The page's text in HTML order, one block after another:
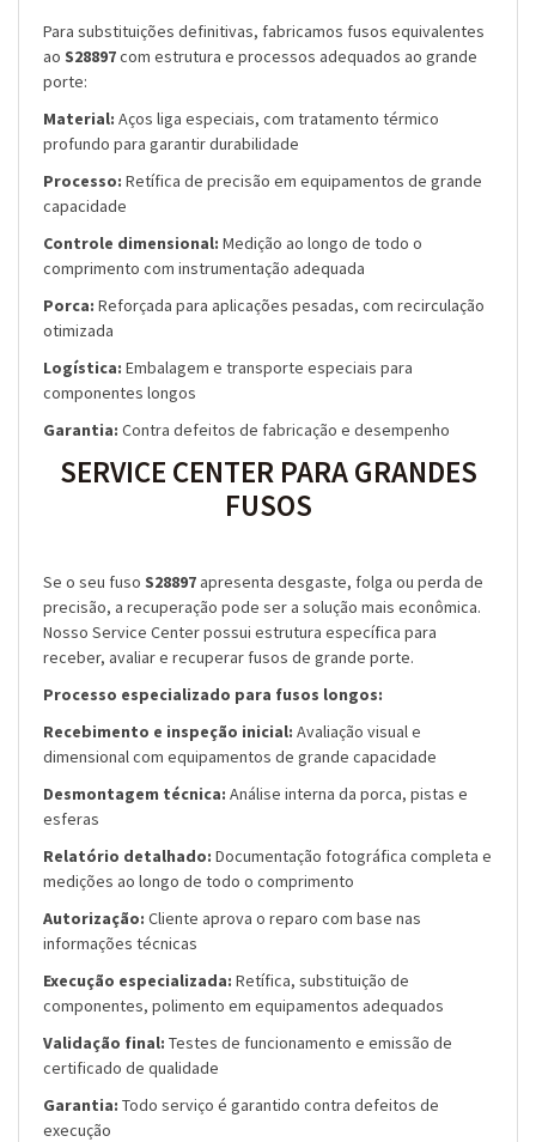
Para substituições definitivas, fabricamos fusos equivalentes
ao S28897com estrutura e processos adequados ao grande
porte:
Material: Aços liga especiais, com tratamento térmico
profundo para garantir durabilidade
Processo: Retífica de precisão em equipamentos de grande
capacidade
Controle dimensional: Medição ao longo de todo o
comprimento com instrumentação adequada
Porca: Reforçada para aplicações pesadas, com recirculação
otimizada
Logística: Embalagem e transporte especiais para
componentes longos
Garantia: Contra defeitos de fabricação e desempenho
SERVICE CENTER PARA GRANDES
FUSOS
Se o seu fuso S28897 apresenta desgaste, folga ou perda de
precisão, a recuperação pode ser a solução mais econômica.
Nosso Service Center possui estrutura específica para
receber, avaliar e recuperar fusos de grande porte.
Processo especializado para fusos longos:
Recebimento e inspeção inicial: Avaliação visual e
dimensional com equipamentos de grande capacidade
Desmontagem técnica: Análise interna da porca, pistas e
esferas
Relatório detalhado: Documentação fotográfica completa e
medições ao longo de todo o comprimento
Autorização: Cliente aprova o reparo com base nas
informações técnicas
Execução especializada: Retífica, substituição de
componentes, polimento em equipamentos adequados
Validação final: Testes de funcionamento e emissão de
certificado de qualidade
Garantia: Todo serviço é garantido contra defeitos de
execução